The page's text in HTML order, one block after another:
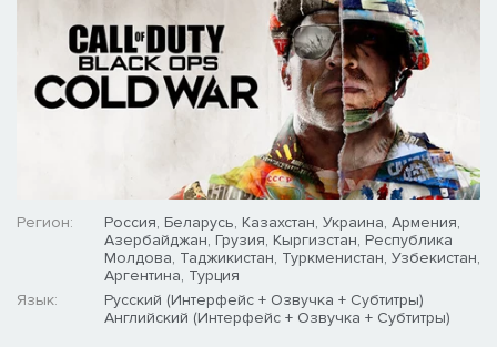
Регион:
Россия, Беларусь, Казахстан, Украина, Армения,
Азербайджан, Грузия, Кыргизстан, Республика
Молдова, Таджикистан, Туркменистан, Узбекистан,
Аргентина, Турция
Язык:
Русский (Интерфейс + Озвучка + Субтитры)
Английский (Интерфейс + Озвучка + Субтитры)